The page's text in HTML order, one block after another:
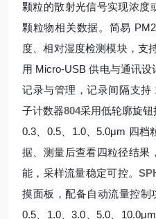
颗粒的散射光信号实现浓度
颗粒物相关数据。简易
度、相对湿度检测模块，支
用 Micro-USB 供电与通讯
记录与管理，记录间隔支
子计数器804采用低轮廓旋钮
0.3、0.5、1.0、5.0μm 四档
据、测量后查看四粒径结果
能，采样流量稳定可控。
摸面板，配备自动流量控制
0.5、1.0、3.0、5.0、